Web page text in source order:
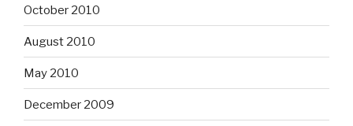
October 2010
August 2010
May 2010
December 2009